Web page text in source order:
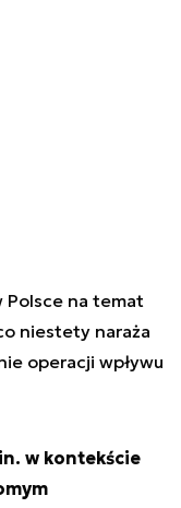
Polsce na temat
niestety naraża
operacji wpływu
w kontekście